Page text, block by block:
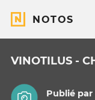
NOTOS
VINOTILUS -
Publié par